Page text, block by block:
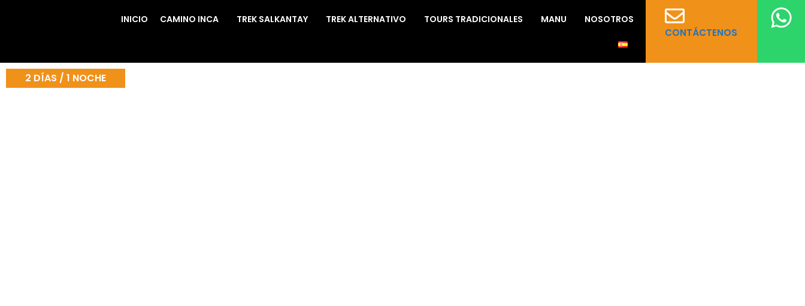
INICIO CAMINO INCA TREK SALKANTAY TREK ALTERNATIVO TOURS TRADICIONALES MANU NOSOTROS
CONTÁCTENOS
2 DÍAS / 1 NOCHE
Machu Picchu